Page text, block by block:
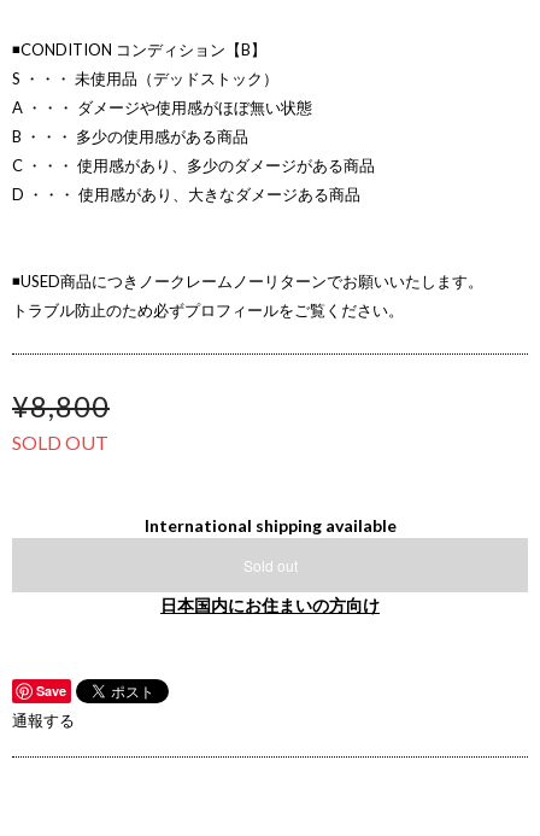
◾️CONDITION コンディション【B】
S ・・・ 未使用品（デッドストック）
A ・・・ ダメージや使用感がほぼ無い状態
B ・・・ 多少の使用感がある商品
C ・・・ 使用感があり、多少のダメージがある商品
D ・・・ 使用感があり、大きなダメージある商品
◾️USED商品につきノークレームノーリターンでお願いいたします。
トラブル防止のため必ずプロフィールをご覧ください。
¥8,800
SOLD OUT
International shipping available
Sold out
日本国内にお住まいの方向け
Save
通報する